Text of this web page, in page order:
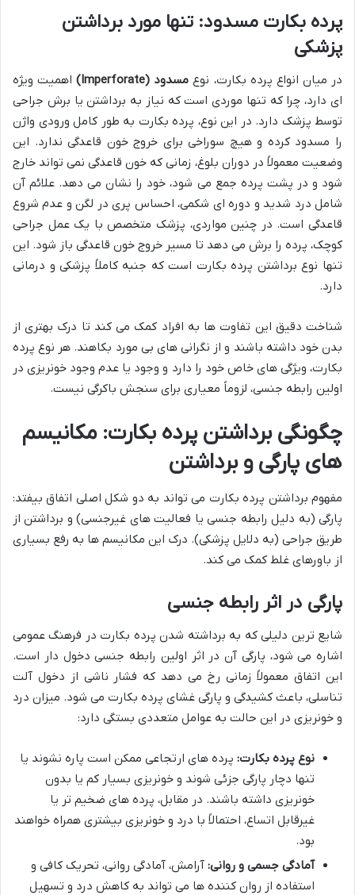
پرده بکارت مسدود: تنها مورد برداشتن
پزشکی
در میان انواع پرده بکارت، نوع مسدود (Imperforate)
اهمیت ویژه
ای دارد، چرا که تنها موردی است که نیاز به برداشتن یا برش جراحی
توسط پزشک دارد. در این نوع، پرده بکارت به طور کامل ورودی واژن
را مسدود کرده و هیچ سوراخی برای خروج خون قاعدگی ندارد. این
وضعیت معمولاً در دوران بلوغ، زمانی که خون قاعدگی نمی تواند خارج
شود و در پشت پرده جمع می شود، خود را نشان می دهد. علائم آن
شامل درد شدید و دوره ای شکمی، احساس پری در لگن و عدم شروع
قاعدگی است. در چنین مواردی، پزشک متخصص با یک عمل جراحی
کوچک، پرده را برش می دهد تا مسیر خروج خون قاعدگی باز شود. این
تنها نوع برداشتن پرده بکارت است که جنبه کاملاً پزشکی و درمانی
دارد.
شناخت دقیق این تفاوت ها به افراد کمک می کند تا درک بهتری از
بدن خود داشته باشند و از نگرانی های بی مورد بکاهند. هر نوع پرده
بکارت، ویژگی های خاص خود را دارد و وجود یا عدم وجود خونریزی در
اولین رابطه جنسی، لزوماً معیاری برای سنجش باکرگی نیست.
چگونگی برداشتن پرده بکارت: مکانیسم
های پارگی و برداشتن
مفهوم برداشتن پرده بکارت می تواند به دو شکل اصلی اتفاق بیفتد:
پارگی (به دلیل رابطه جنسی یا فعالیت های غیرجنسی) و برداشتن از
طریق جراحی (به دلایل پزشکی). درک این مکانیسم ها به رفع بسیاری
از باورهای غلط کمک می کند.
پارگی در اثر رابطه جنسی
شایع ترین دلیلی که به برداشته شدن پرده بکارت در فرهنگ عمومی
اشاره می شود، پارگی آن در اثر اولین رابطه جنسی دخول دار است.
این اتفاق معمولاً زمانی رخ می دهد که فشار ناشی از دخول آلت
تناسلی، باعث کشیدگی و پارگی غشای پرده بکارت می شود. میزان درد
و خونریزی در این حالت به عوامل متعددی بستگی دارد:
نوع پرده بکارت: پرده های ارتجاعی ممکن است پاره نشوند یا
تنها دچار پارگی جزئی شوند و خونریزی بسیار کم یا بدون
خونریزی داشته باشند. در مقابل، پرده های ضخیم تر یا
غیرقابل اتساع، احتمالاً با درد و خونریزی بیشتری همراه خواهند
بود.
آمادگی جسمی و روانی: آرامش، آمادگی روانی، تحریک کافی و
استفاده از روان کننده ها می تواند به کاهش درد و تسهیل